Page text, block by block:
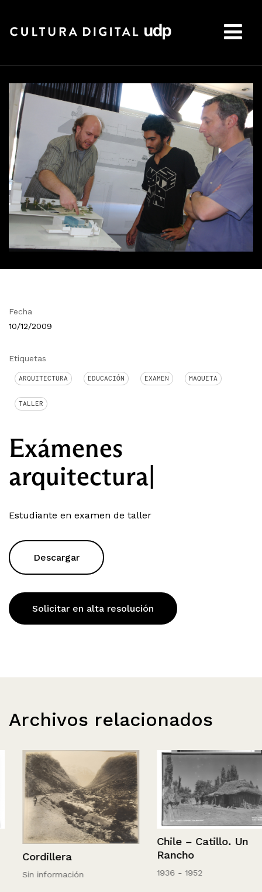
Fecha
10/12/2009
Etiquetas
ARQUITECTURA EDUCACIÓN EXAMEN MAQUETA
TALLER
Exámenes
arquitectura|
Estudiante en examen de taller
Descargar
Solicitar en alta resolución
Archivos relacionados
Cordillera
Sin información
Chile – Catillo. Un
Rancho
1936 - 1952